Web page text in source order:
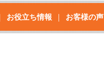
お役立ち情報 お客様の声